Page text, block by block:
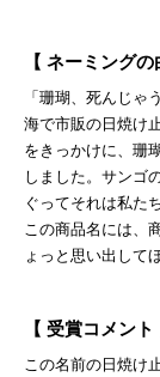
【 ネーミングの
「珊瑚、死んじゃ
海で市販の日焼け
をきっかけに、珊
しました。サンゴ
ぐってそれは私た
この商品名には、
ょっと思い出して
【 受賞コメント
この名前の日焼け